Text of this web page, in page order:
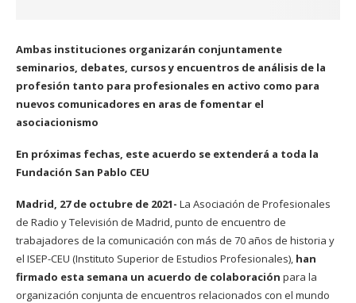
Ambas instituciones organizarán conjuntamente
seminarios, debates, cursos y encuentros de análisis de la
profesión tanto para profesionales en activo como para
nuevos comunicadores en aras de fomentar el
asociacionismo
En próximas fechas, este acuerdo se extenderá a toda la
Fundación San Pablo CEU
Madrid, 27 de octubre de 2021- La Asociación de Profesionales
de Radio y Televisión de Madrid, punto de encuentro de
trabajadores de la comunicación con más de 70 años de historia y
el ISEP-CEU (Instituto Superior de Estudios Profesionales), han
firmado esta semana un acuerdo de colaboración para la
organización conjunta de encuentros relacionados con el mundo